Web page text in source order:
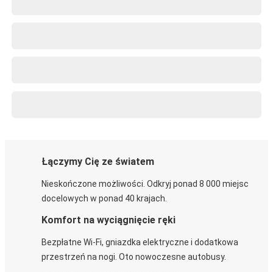
Łączymy Cię ze światem
Nieskończone możliwości. Odkryj ponad 8 000 miejsc
docelowych w ponad 40 krajach.
Komfort na wyciągnięcie ręki
Bezpłatne Wi-Fi, gniazdka elektryczne i dodatkowa
przestrzeń na nogi. Oto nowoczesne autobusy.